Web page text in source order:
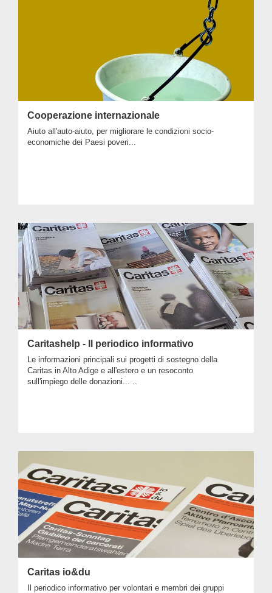
Cooperazione internazionale
Aiuto all'auto-aiuto, per migliorare le condizioni socio-
economiche dei Paesi poveri...
Caritashelp - Il periodico informativo
Le informazioni principali sui progetti di sostegno della
Caritas in Alto Adige e all'estero e un resoconto
sull'impiego delle donazioni... ..
Caritas io&du
Il periodico informativo per volontari e membri dei gruppi